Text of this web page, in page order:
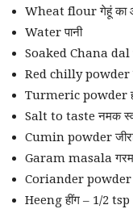
Wheat flour गेहूं का
Water पानी
Soaked Chana dal
Red chilly powder
Turmeric powder
Salt to taste नमक
Cumin powder
Garam masala गरम
Coriander powder
Heeng हींग – 1/2 tsp